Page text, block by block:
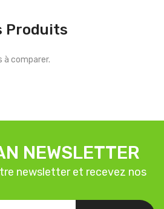
Produits
à comparer.
NEWSLETTER
newsletter et recevez nos